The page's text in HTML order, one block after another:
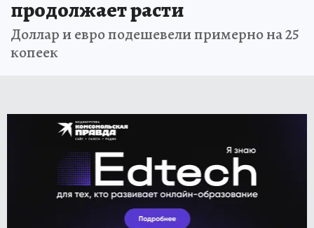
продолжает расти
Доллар и евро подешевели примерно на 25
копеек